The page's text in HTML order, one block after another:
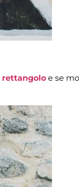
rettangolo e se